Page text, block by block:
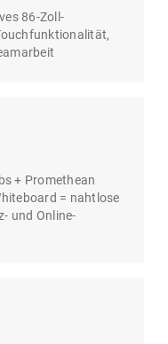
86-Zoll-
+ Promethean
= nahtlose
und Online-